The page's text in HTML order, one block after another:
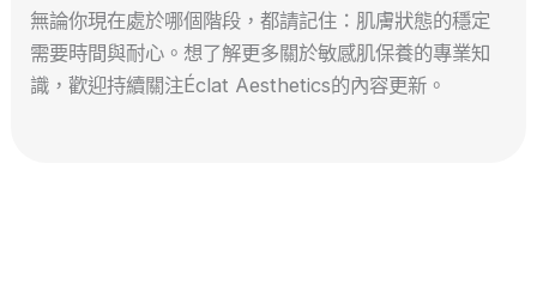
無論你現在處於哪個階段，都請記住：肌膚狀態的穩定
需要時間與耐心。想了解更多關於敏感肌保養的專業知
識，歡迎持續關注Éclat Aesthetics的內容更新。